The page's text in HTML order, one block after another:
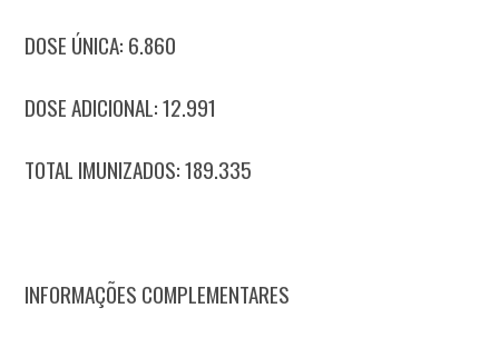
DOSE ÚNICA: 6.860
DOSE ADICIONAL: 12.991
TOTAL IMUNIZADOS: 189.335
INFORMAÇÕES COMPLEMENTARES